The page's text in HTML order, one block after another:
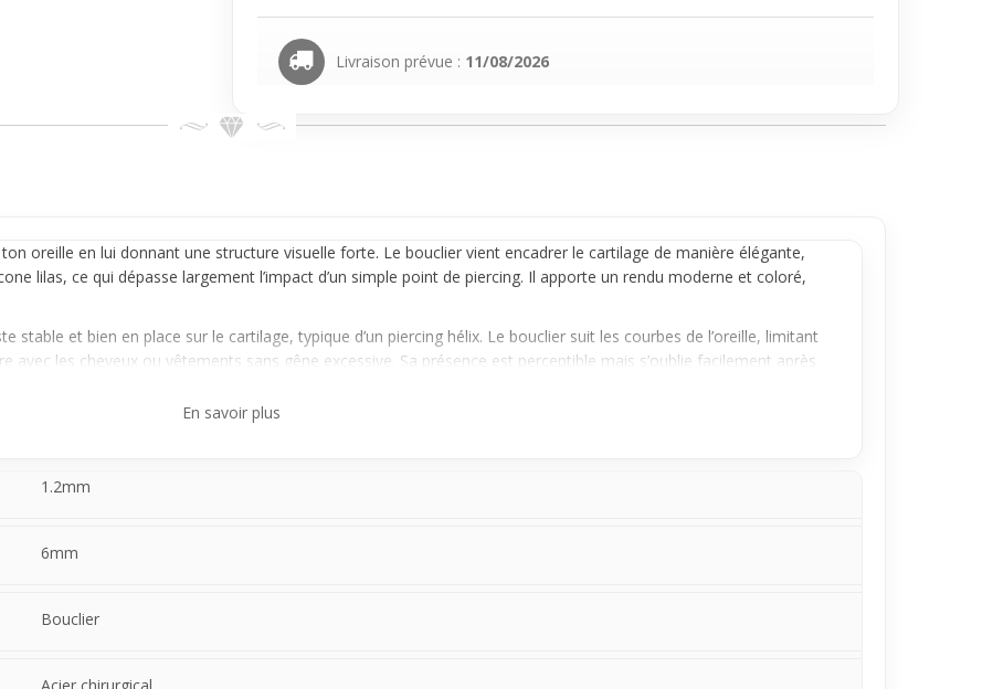
Livraison prévue : 11/08/2026
oreille en lui donnant une structure visuelle forte. Le bouclier vient encadrer le cartilage de manière élégante,
lilas, ce qui dépasse largement l’impact d’un simple point de piercing. Il apporte un rendu moderne et coloré,
stable et bien en place sur le cartilage, typique d’un piercing hélix. Le bouclier suit les courbes de l’oreille, limitant
les cheveux ou vêtements sans gêne excessive. Sa présence est perceptible mais s’oublie facilement après
si tu souhaites dépasser le traditionnel hélix et opter pour un style travaillé qui structure ton oreille. Il s’intègre
En savoir plus
1.2mm
6mm
Bouclier